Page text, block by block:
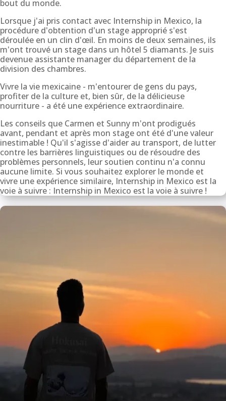
bout du monde.
Lorsque j'ai pris contact avec Internship in Mexico, la
procédure d'obtention d'un stage approprié s'est
déroulée en un clin d'œil. En moins de deux semaines, ils
m'ont trouvé un stage dans un hôtel 5 diamants. Je suis
devenue assistante manager du département de la
division des chambres.
Vivre la vie mexicaine - m'entourer de gens du pays,
profiter de la culture et, bien sûr, de la délicieuse
nourriture - a été une expérience extraordinaire.
Les conseils que Carmen et Sunny m'ont prodigués
avant, pendant et après mon stage ont été d'une valeur
inestimable ! Qu'il s'agisse d'aider au transport, de lutter
contre les barrières linguistiques ou de résoudre des
problèmes personnels, leur soutien continu n'a connu
aucune limite. Si vous souhaitez explorer le monde et
vivre une expérience similaire, Internship in Mexico est la
voie à suivre : Internship in Mexico est la voie à suivre !